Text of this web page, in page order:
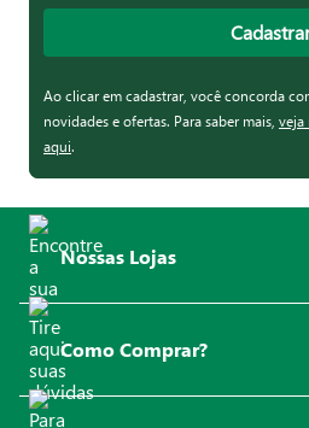
Ao clicar em cadastrar, você concorda
novidades e ofertas. Para saber mais, veja
aqui.
Nossas Lojas
Como Comprar?